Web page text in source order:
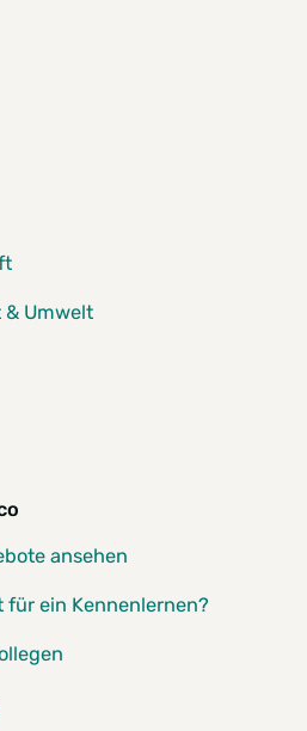
& Umwelt
ansehen
für ein Kennenlernen?